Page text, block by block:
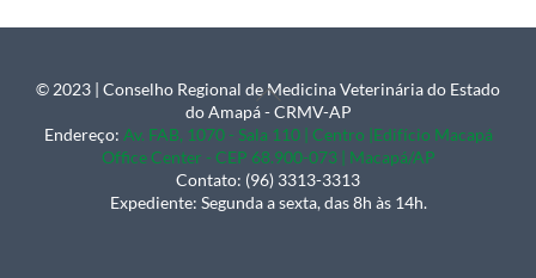
Back
To
Top
© 2023 | Conselho Regional de Medicina Veterinária do Estado
do Amapá - CRMV-AP
Endereço: Av. FAB, 1070 - Sala 110 | Centro |Edifício Macapá
Office Center - CEP 68.900-073 | Macapá/AP
Contato: (96) 3313-3313
Expediente: Segunda a sexta, das 8h às 14h.